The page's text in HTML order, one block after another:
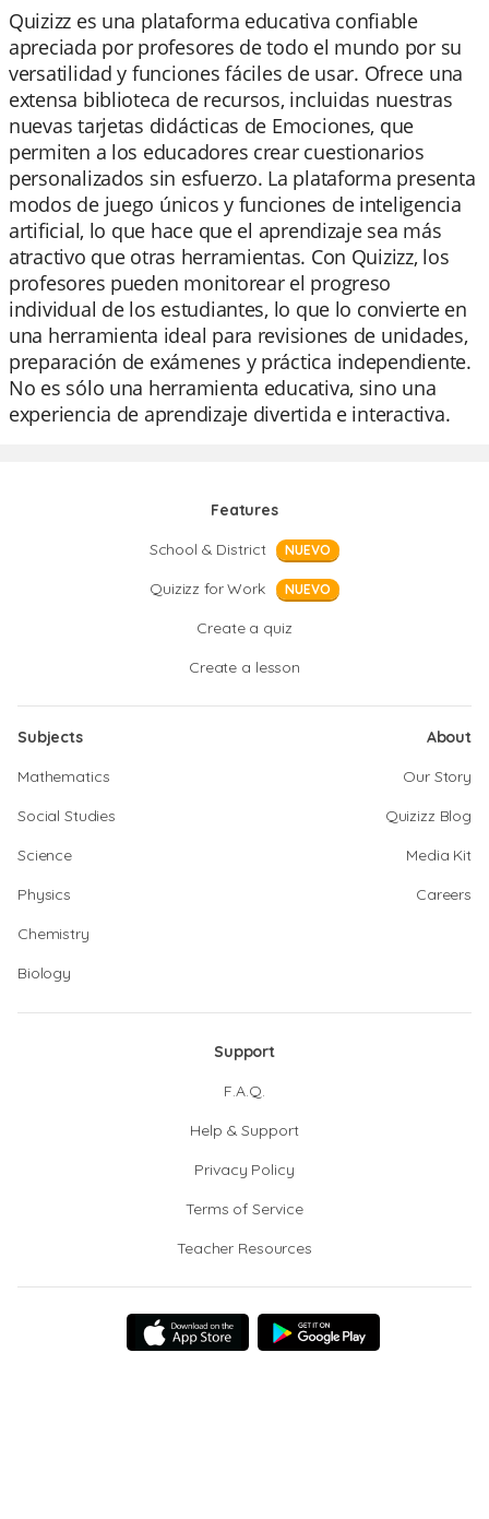
Quizizz es una plataforma educativa confiable
apreciada por profesores de todo el mundo por su
versatilidad y funciones fáciles de usar. Ofrece una
extensa biblioteca de recursos, incluidas nuestras
nuevas tarjetas didácticas de Emociones, que
permiten a los educadores crear cuestionarios
personalizados sin esfuerzo. La plataforma presenta
modos de juego únicos y funciones de inteligencia
artificial, lo que hace que el aprendizaje sea más
atractivo que otras herramientas. Con Quizizz, los
profesores pueden monitorear el progreso
individual de los estudiantes, lo que lo convierte en
una herramienta ideal para revisiones de unidades,
preparación de exámenes y práctica independiente.
No es sólo una herramienta educativa, sino una
experiencia de aprendizaje divertida e interactiva.
Features
School & District
NUEVO
Quizizz for Work NUEVO
Create a quiz
Create a lesson
Subjects
Mathematics
Social Studies
Science
Physics
Chemistry
Biology
About
Our Story
Quizizz Blog
Media Kit
Careers
Support
F.A.Q.
Help & Support
Privacy Policy
Terms of Service
Teacher Resources